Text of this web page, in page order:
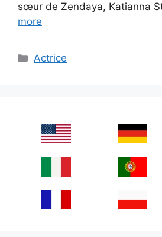
sœur de Zendaya, Katianna
more
Categories
Actrice